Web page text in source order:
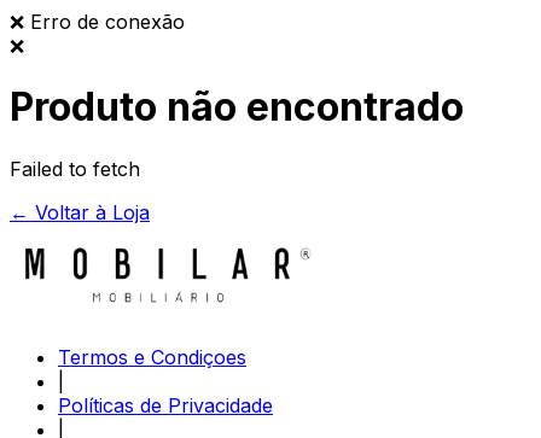
❌ Erro de conexão
❌
Produto não encontrado
Failed to fetch
← Voltar à Loja
Termos e Condiçoes
Políticas de Privacidade